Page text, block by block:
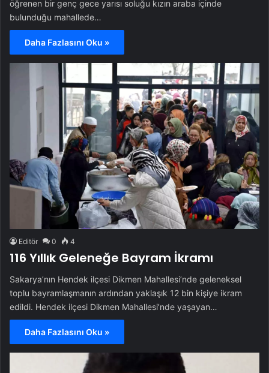
öğrenen bir genç gece yarısı soluğu kızın araba içinde
bulunduğu mahallede…
Daha Fazlasını Oku »
Editör 0 4
116 Yıllık Geleneğe Bayram İkramı
Sakarya’nın Hendek ilçesi Dikmen Mahallesi’nde geleneksel
toplu bayramlaşmanın ardından yaklaşık 12 bin kişiye ikram
edildi. Hendek ilçesi Dikmen Mahallesi’nde yaşayan…
Daha Fazlasını Oku »